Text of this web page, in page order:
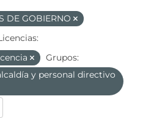
DE GOBIERNO
Grupos:
y personal directivo